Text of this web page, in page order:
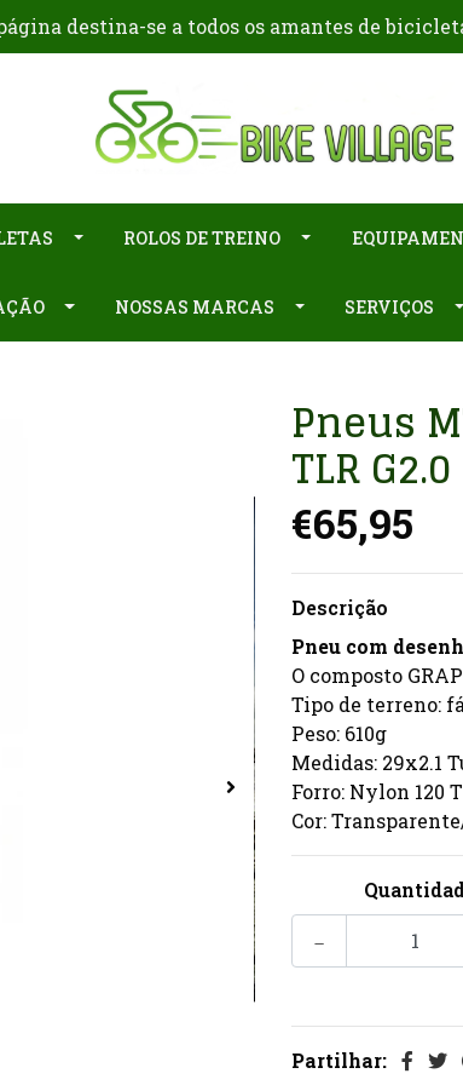
destina-se a todos os amantes de
ROLOS DE TREINO
NOSSAS MARCAS SERVIÇOS
Pneus
TLR
€65,95
Descrição
Pneu com
O composto
Tipo de terreno:
Peso: 610g
Medidas: 29x2.1
Forro: Nylon 120
Cor:
-
Partilhar: